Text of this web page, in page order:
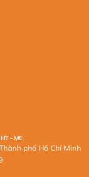
- ME
phố Hồ Chí Minh